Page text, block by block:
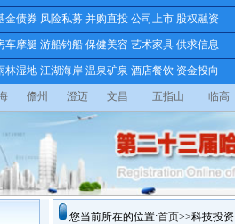
金债券 风险私募 并购直投 公司上市 股权融资
车摩艇 游船钓船 保健美容 艺术家具 供求信息
林湿地 江湖海岸 温泉矿泉 酒店餐饮 资金投向
儋州 澄迈 文昌 五指山 临高
您当前所在的位置:首页>>科技投资